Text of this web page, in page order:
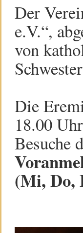
Der
e.V.“,
von
Die
18.00
Besuche
(Mi, Do,